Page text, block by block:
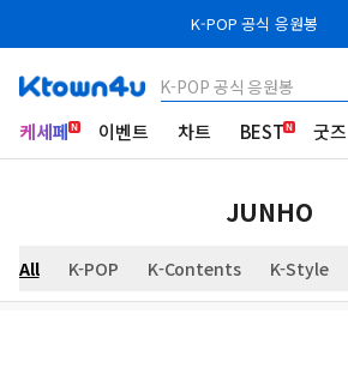
K-POP 공식 응원봉
K-POP 공식 응원봉
케세페 이벤트 차트 BEST 굿즈
JUNHO
All K-POP K-Contents K-Style